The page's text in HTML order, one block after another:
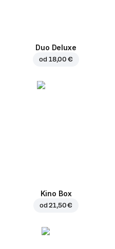
Duo Deluxe
od 18,00 €
Kino Box
od21,50 €